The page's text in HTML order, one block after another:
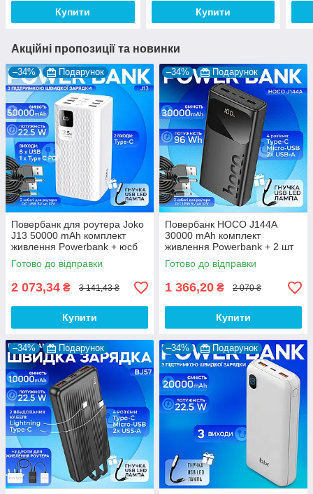
Купити Купити
Акційні пропозиції та новинки
–34% Подарунок
Повербанк для роутера Joko
J13 50000 mAh комплект
живлення Powerbank + юсб
шнур для вай фай роутера
9V/12V
Готово до відправки
2 073,34 ₴ 3 141,43 ₴
Купити
–34% Подарунок
Повербанк HOCO J144A
30000 mAh комплект
живлення Powerbank + 2 шт
юсб шнури для вай фай
роутера 9V/12V
Готово до відправки
1 366,20 ₴ 2 070 ₴
Купити
–34% Подарунок –34% Подарунок